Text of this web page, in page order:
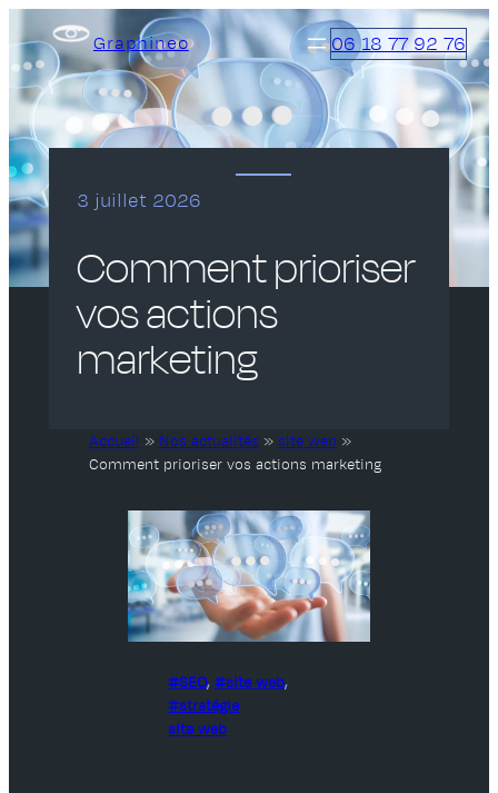
au
contenu
Graphineo 06 18 77 92 76
3 juillet 2026
Comment prioriser
vos actions
marketing
Accueil » Nos actualités » site web »
Comment prioriser vos actions marketing
SEO, site web
stratégie
site web